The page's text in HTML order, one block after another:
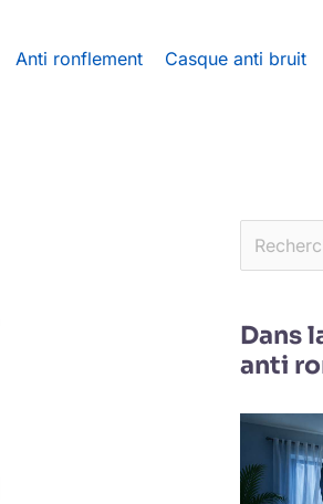
Anti ronflement Casque anti bruit
Dans
anti